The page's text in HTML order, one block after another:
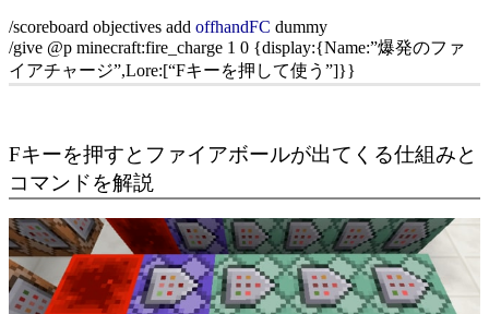
/scoreboard objectives add offhandFC dummy
/give @p minecraft:fire_charge 1 0 {display:{Name:”爆発のファ
イアチャージ”,Lore:[“Fキーを押して使う”]}}
Fキーを押すとファイアボールが出てくる仕組みと
コマンドを解説